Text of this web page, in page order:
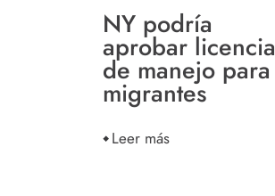
NY podría
aprobar licencia
de manejo para
migrantes
Leer más